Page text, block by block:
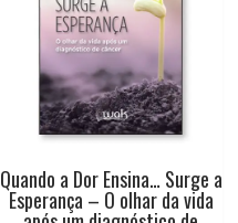
Quando a Dor Ensina… Surge a
Esperança – O olhar da vida